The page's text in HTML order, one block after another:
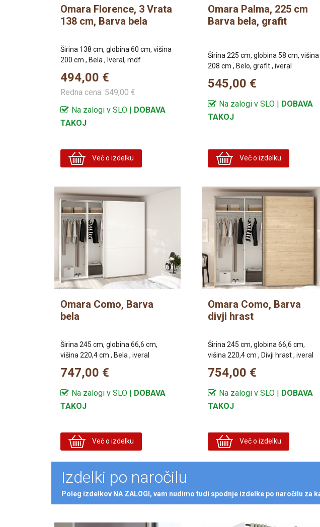
Omara Florence, 3 Vrata
138 cm, Barva bela
Širina 138 cm, globina 60 cm, višina
200 cm , Bela , Iveral, mdf
494,00 €
Redna cena: 549,00 €
Na zalogi v SLO | DOBAVA
TAKOJ
Več o izdelku
Omara Palma, 225 cm
Barva bela, grafit
Širina 225 cm, globina 58 cm, višina
208 cm , Belo, grafit , iveral
545,00 €
Na zalogi v SLO | DOBAVA
TAKOJ
Več o izdelku
Omara Como, Barva
bela
Širina 245 cm, globina 66,6 cm,
višina 220,4 cm , Bela , iveral
747,00 €
Na zalogi v SLO | DOBAVA
TAKOJ
Več o izdelku
Omara Como, Barva
divji hrast
Širina 245 cm, globina 66,6 cm,
višina 220,4 cm , Divji hrast , iveral
754,00 €
Na zalogi v SLO | DOBAVA
TAKOJ
Več o izdelku
Izdelki po naročilu
Poleg izdelkov NA ZALOGI, vam nudimo tudi spodnje izdelke po naročilu za